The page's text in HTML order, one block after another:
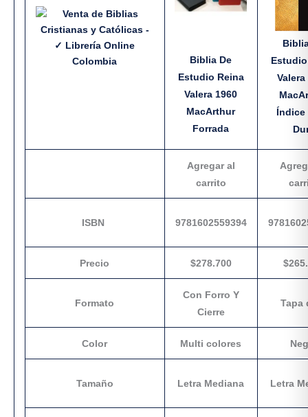
Biblia De
Estudio Reina
Valera 1960
MacArthur
Forrada
Valera
Índice
Agregar al
carrito
ISBN 9781602559394
Precio $278.700
Formato
Con Forro Y
Cierre
Tapa
Color Multi colores
Tamaño Letra Mediana Letra